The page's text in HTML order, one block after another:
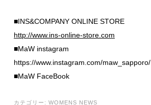
■INS&COMPANY ONLINE STORE
http://www.ins-online-store.com
■MaW instagram
https://www.instagram.com/maw_sapporo/
■MaW FaceBook
カテゴリー: WOMENS NEWS